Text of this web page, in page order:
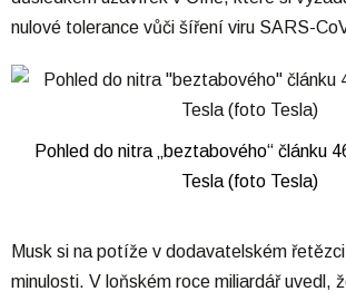
nulové tolerance vůči šíření viru SARS-
Pohled do nitra „beztabového“ článku
Tesla (foto Tesla)
Musk si na potíže v dodavatelském
minulosti. V loňském roce miliardář uvedl,